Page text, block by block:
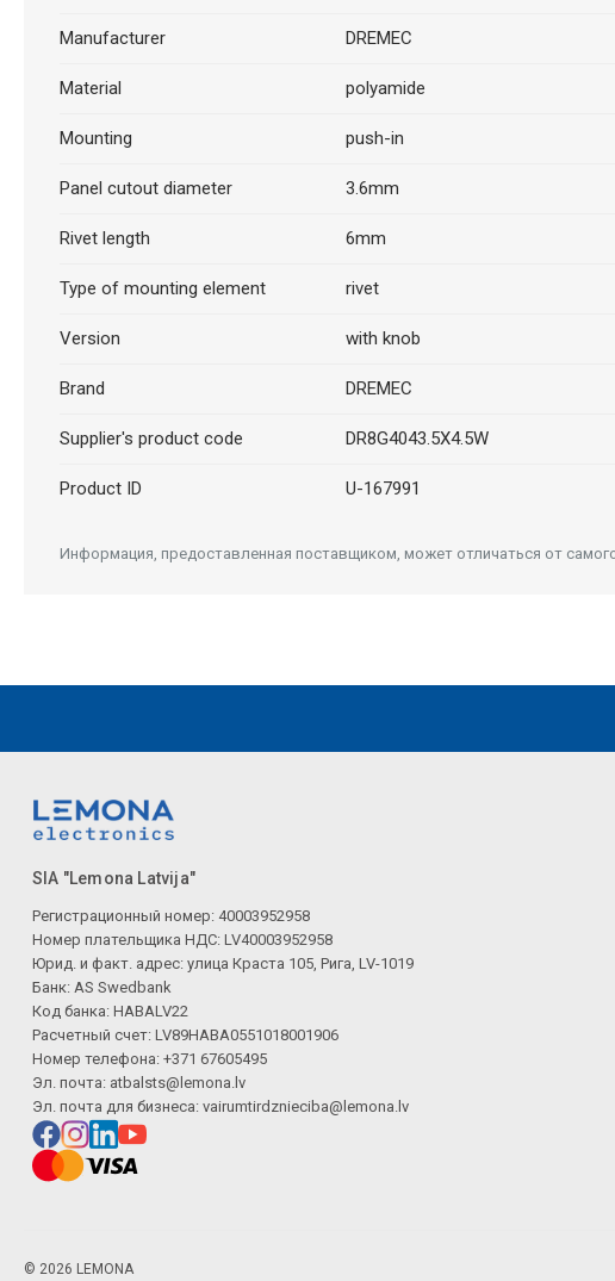
Manufacturer DREMEC
Material polyamide
Mounting push-in
Panel cutout diameter 3.6mm
Rivet length 6mm
Type of mounting element rivet
Version with knob
Brand DREMEC
Supplier's product code DR8G4043.5X4.5W
Product ID U-167991
Информация, предоставленная поставщиком, может отличаться от
SIA "Lemona Latvija"
Регистрационный номер: 40003952958
Номер плательщика НДС: LV40003952958
Юрид. и факт. адрес: улица Краста 105, Рига, LV-1019
Банк: AS Swedbank
Код банка: HABALV22
Расчетный счет: LV89HABA0551018001906
Номер телефона: +371 67605495
Эл. почта: atbalsts@lemona.lv
Эл. почта для бизнеса: vairumtirdznieciba@lemona.lv
© 2026 LEMONA